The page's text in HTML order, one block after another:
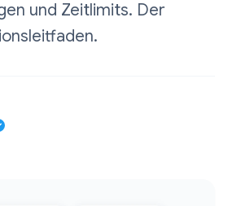
und Zeitlimits. Der